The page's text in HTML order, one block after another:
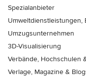
Spezialanbieter
Umweltdienstleistungen,
Umzugsunternehmen
3D-Visualisierung
Verbände, Hochschulen
Verlage, Magazine &